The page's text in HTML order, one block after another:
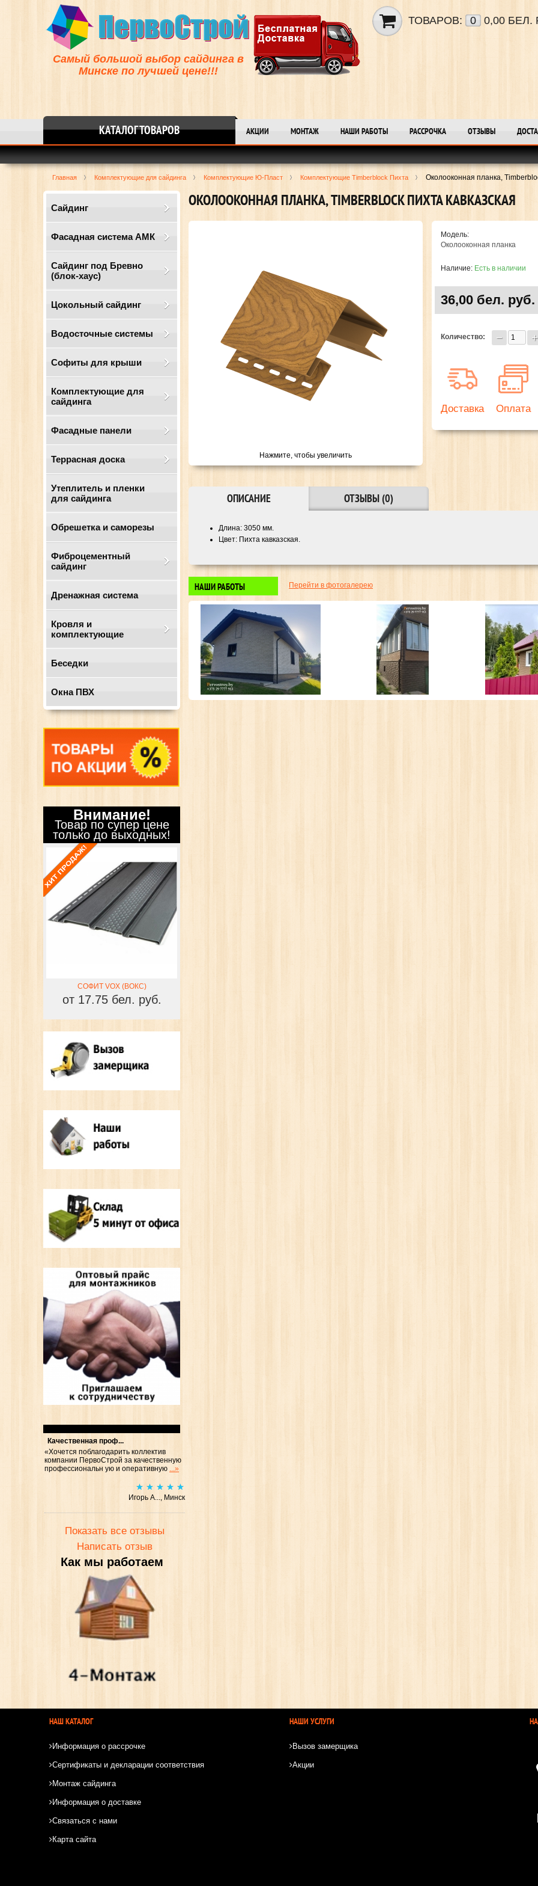
Самый большой выбор сайдинга в
Минске по лучшей цене!!!
ТОВАРОВ: 0 0,00 БЕЛ.
КАТАЛОГ ТОВАРОВ АКЦИИ МОНТАЖ НАШИ РАБОТЫ РАССРОЧКА ОТЗЫВЫ
Главная Комплектующие для сайдинга Комплектующие Ю-Пласт Комплектующие Timberblock Пихта Околооконная планка,
Сайдинг
Фасадная система АМК
Сайдинг под Бревно
(блок-хаус)
Цокольный сайдинг
Водосточные системы
Cофиты для крыши
Комплектующие для
сайдинга
Фасадные панели
Террасная доска
Утеплитель и пленки
для сайдинга
Обрешетка и саморезы
Фиброцементный
сайдинг
Дренажная система
Кровля и
комплектующие
Беседки
Окна ПВХ
Внимание!
Товар по супер цене
только до выходных!
СОФИТ VOX (ВОКС)
от 17.75 бел. руб.
Качественная проф...
«Хочется поблагодарить коллектив
компании ПервоСтрой за качественную
профессиональн ую и оперативную ...»
Игорь А..., Минск
Показать все отзывы
Написать отзыв
Как мы работаем
ОКОЛООКОННАЯ ПЛАНКА, TIMBERBLOCK ПИХТА КАВКАЗСКАЯ
Нажмите, чтобы увеличить
Модель:
Околооконная планка
Наличие: Есть в наличии
36,00 бел. руб.
Количество:
Доставка Оплата
ОПИСАНИЕ ОТЗЫВЫ (0)
Длина: 3050 мм.
Цвет: Пихта кавказская.
НАШИ РАБОТЫ Перейти в фотогалерею
НАШ КАТАЛОГ
Информация о рассрочке
Сертификаты и декларации соответствия
Монтаж сайдинга
Информация о доставке
Связаться с нами
Карта сайта
НАШИ УСЛУГИ
Вызов замерщика
Акции